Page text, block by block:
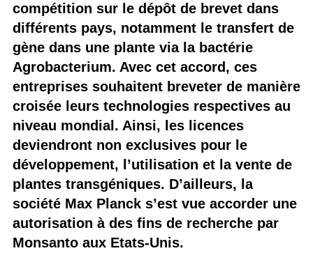
compétition sur le dépôt de brevet dans
différents pays, notamment le transfert de
gène dans une plante via la bactérie
Agrobacterium. Avec cet accord, ces
entreprises souhaitent breveter de manière
croisée leurs technologies respectives au
niveau mondial. Ainsi, les licences
deviendront non exclusives pour le
développement, l’utilisation et la vente de
plantes transgéniques. D’ailleurs, la
société Max Planck s’est vue accorder une
autorisation à des fins de recherche par
Monsanto aux Etats-Unis.